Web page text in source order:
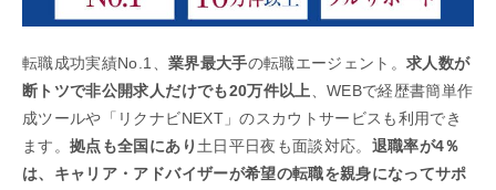
転職成功実績No.1、 業界最大手の転職エージェント。求人数が
断トツで非公開求人だけでも20万件以上
、WEBで経歴書簡単作
成ツールや「リクナビNEXT」のスカウトサービスも利用でき
ます。拠点も全国にあり 土日平日夜も面談対応。 退職率が4％
は、キャリア・アドバイザーが希望の転職を親身になってサポ